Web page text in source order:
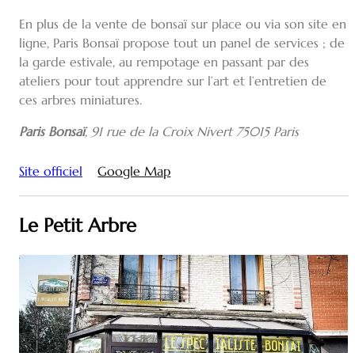
En plus de la vente de bonsaï sur place ou via son site en
ligne, Paris Bonsaï propose tout un panel de services ; de
la garde estivale, au rempotage en passant par des
ateliers pour tout apprendre sur l’art et l’entretien de
ces arbres miniatures.
Paris Bonsaï, 91 rue de la Croix Nivert 75015 Paris
Site officiel Google Map
Le Petit Arbre